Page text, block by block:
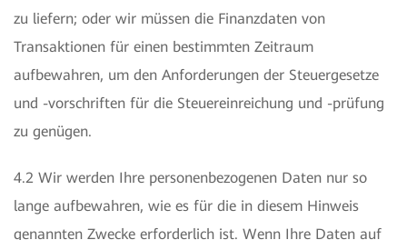
zu liefern; oder wir müssen die Finanzdaten von
Transaktionen für einen bestimmten Zeitraum
aufbewahren, um den Anforderungen der Steuergesetze
und -vorschriften für die Steuereinreichung und -prüfung
zu genügen.
4.2 Wir werden Ihre personenbezogenen Daten nur so
lange aufbewahren, wie es für die in diesem Hinweis
genannten Zwecke erforderlich ist. Wenn Ihre Daten auf